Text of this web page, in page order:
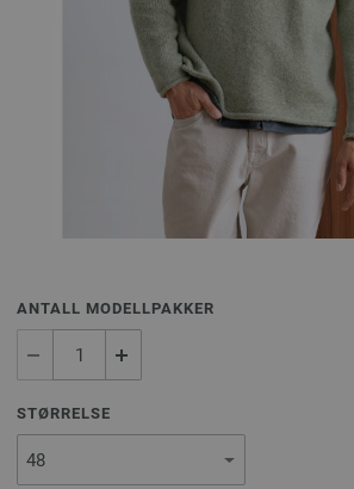
ANTALL MODELLPAKKER
STØRRELSE